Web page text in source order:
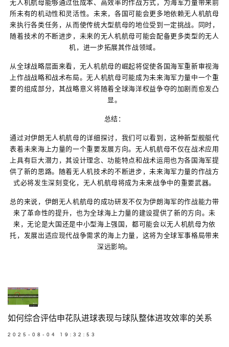
无人机航母能够通过低成本、高效率的作战方式，为海军力量带来前
所未有的机动性和灵活性。未来，各国可能会更多地依赖无人机航母
来执行各类任务，从而使传统大型航母的地位受到一定挑战。同时，
随着技术的不断进步，未来的无人机航母可能会配备更多类型的无人
机，进一步拓展其作战领域。
从全球战略层面来看，无人机航母的崛起将促使各国海军重新审视海
上作战战略和战术布局。无人机航母可能成为未来海军力量中一个重
要的组成部分，其战略意义将随着全球海洋权益争夺的加剧而愈发凸
显。
总结：
通过对伊朗无人机航母的详细探讨，我们可以看到，这种新型舰艇代
表着未来海上力量的一个重要发展方向。无人机航母不仅在战术应用
上具有巨大潜力，其设计理念、功能特点和战术运用也为各国海军提
供了新的思路。随着无人机技术的不断进步，未来海军力量的作战方
式必将发生深刻变化，无人机航母将成为未来战争中的重要武器。
总的来说，伊朗无人机航母的成功研发不仅为伊朗海军的作战能力带
来了革命性的提升，也为全球海上力量的建设提供了新的方向。未
来，无论是大国还是中小型海上强国，都可能会以无人机航母为依
托，发展出适应现代战争需求的海上力量，这将为全球军事格局带来
深远影响。
如何综合评估申花队进球表现与球队整体进攻效率的关系
2025-08-04 19:32:53